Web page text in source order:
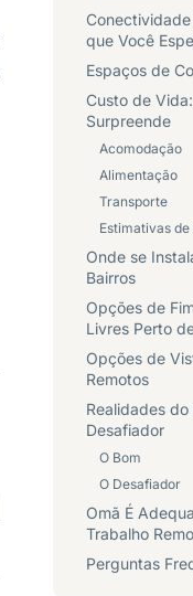
que Você
Espaços de
Custo de
Surpreende
Acomodação
Alimentação
Transporte
Estimativas
Onde se
Bairros
Opções de
Livres Perto
Opções de
Remotos
Realidades
Desafiador
O Bom
O Desafiador
Omã É
Trabalho
Perguntas